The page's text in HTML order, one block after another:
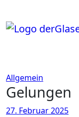
springen
Allgemein
Gelungen
27. Februar 2025